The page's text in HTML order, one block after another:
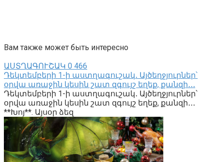
Вам также может быть интересно
ԱՍՏՂԱԳՈՒՇԱԿ 0 466
Դեկտեմբերի 1-ի աստղագուշակ․ Այծեղջյուրներ՝
օրվա առաջին կեսին շատ զգույշ եղեք, քանզի․․․
Դեկտեմբերի 1-ի աստղագուշակ․ Այծեղջյուրներ՝
օրվա առաջին կեսին շատ զգույշ եղեք, քանզի․․․
**Խոյ**. Այսօր ձեզ